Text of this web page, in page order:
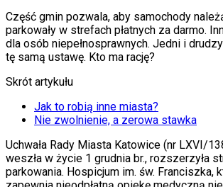
Część gmin pozwala, aby samochody
parkowały w strefach płatnych za darmo.
dla osób niepełnosprawnych. Jedni i
tę samą ustawę. Kto ma rację?
Skrót artykułu
Jak to robią inne miasta?
Nie zwolnienie, a zerowa stawka
Uchwała Rady Miasta Katowice (nr LXVI/
weszła w życie 1 grudnia br., rozszerzyła
parkowania. Hospicjum im. św. Franciszka,